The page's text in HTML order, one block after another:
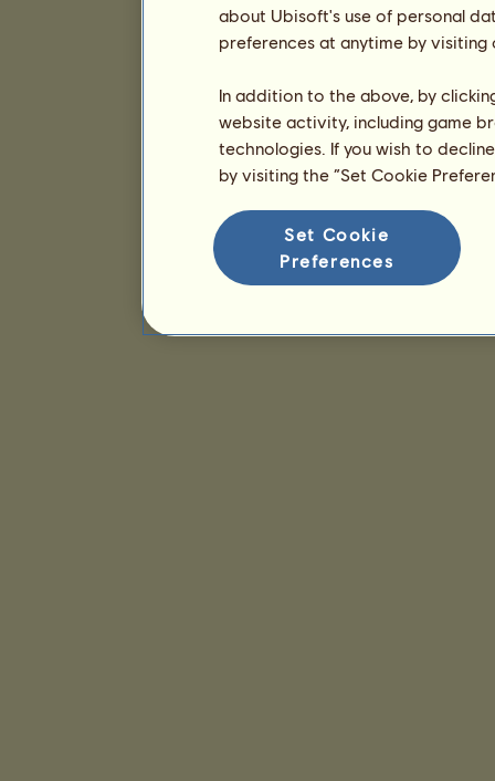
about Ubisoft's use of personal
preferences at anytime by
In addition to the above, by
website activity, including game
technologies. If you wish to
by visiting the “Set Cookie
Set Cookie
Preferences